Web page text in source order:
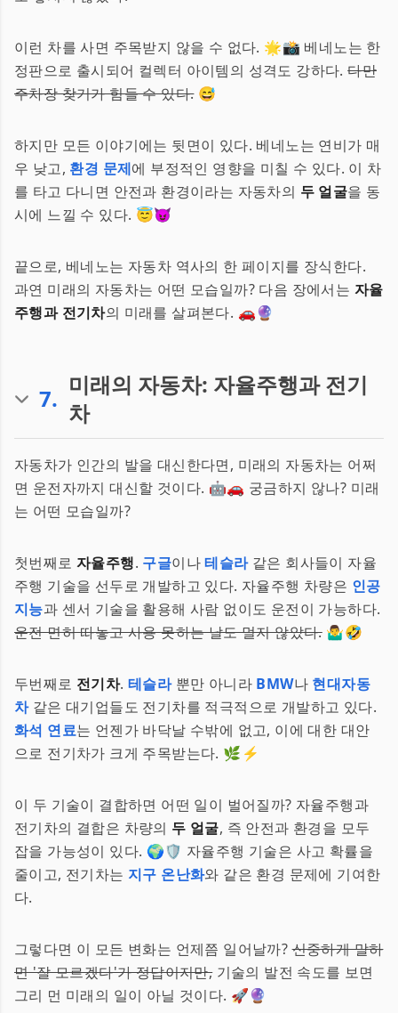
이런 차를 사면 주목받지 않을 수 없다. 🌟📸 베네노는 한
정판으로 출시되어 컬렉터 아이템의 성격도 강하다.다만
주차장 찾기가 힘들 수 있다.😅
하지만 모든 이야기에는 뒷면이 있다. 베네노는 연비가 매
우 낮고, 환경 문제에 부정적인 영향을 미칠 수 있다. 이 차
를 타고 다니면 안전과 환경이라는 자동차의 두 얼굴을 동
시에 느낄 수 있다. 😇😈
끝으로, 베네노는 자동차 역사의 한 페이지를 장식한다.
과연 미래의 자동차는 어떤 모습일까? 다음 장에서는 자율
주행과 전기차의 미래를 살펴본다. 🚗🔮
7. 미래의 자동차: 자율주행과 전기
차
자동차가 인간의 발을 대신한다면, 미래의 자동차는 어쩌
면 운전자까지 대신할 것이다. 🤖🚗 궁금하지 않나? 미래
는 어떤 모습일까?
첫번째로 자율주행. 구글이나테슬라같은 회사들이 자율
주행 기술을 선두로 개발하고 있다. 자율주행 차량은 인공
지능과 센서 기술을 활용해 사람 없이도 운전이 가능하다.
운전 면허 따놓고 사용 못하는 날도 멀지 않았다.🤷‍♂️🤣
두번째로 전기차.테슬라뿐만 아니라 BMW나 현대자동
차같은 대기업들도 전기차를 적극적으로 개발하고 있다.
화석 연료는 언젠가 바닥날 수밖에 없고, 이에 대한 대안
으로 전기차가 크게 주목받는다. 🌿⚡
이 두 기술이 결합하면 어떤 일이 벌어질까? 자율주행과
전기차의 결합은 차량의 두 얼굴, 즉 안전과 환경을 모두
잡을 가능성이 있다. 🌍🛡️ 자율주행 기술은 사고 확률을
줄이고, 전기차는 지구 온난화와 같은 환경 문제에 기여한
다.
그렇다면 이 모든 변화는 언제쯤 일어날까?신중하게 말하
면 '잘 모르겠다'가 정답이지만,기술의 발전 속도를 보면
그리 먼 미래의 일이 아닐 것이다. 🚀🔮